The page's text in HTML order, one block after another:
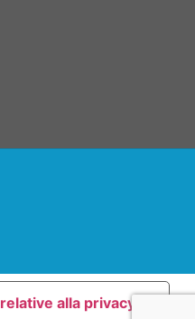
alla privacy